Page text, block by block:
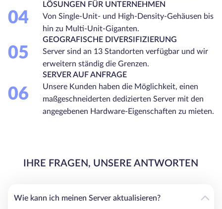
04
LÖSUNGEN FÜR UNTERNEHMEN
Von Single-Unit- und High-Density-Gehäusen bis
hin zu Multi-Unit-Giganten.
05
GEOGRAFISCHE DIVERSIFIZIERUNG
Server sind an 13 Standorten verfügbar und wir
erweitern ständig die Grenzen.
06
SERVER AUF ANFRAGE
Unsere Kunden haben die Möglichkeit, einen
maßgeschneiderten dedizierten Server mit den
angegebenen Hardware-Eigenschaften zu mieten.
IHRE FRAGEN, UNSERE ANTWORTEN
Wie kann ich meinen Server aktualisieren?